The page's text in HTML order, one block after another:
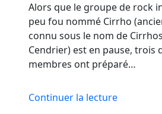
Alors que le groupe de rock
peu fou nommé Cirrho
connu sous le nom de
Cendrier) est en pause, trois
membres ont préparé…
Continuer la lecture